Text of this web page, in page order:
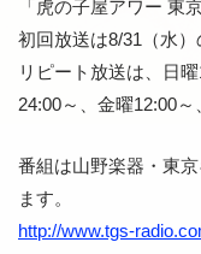
「虎の子屋アワー 東
初回放送は8/31（水）
リピート放送は、日
24:00～、金曜12:00
番組は山野楽器・東
ます。
http://www.tgs-